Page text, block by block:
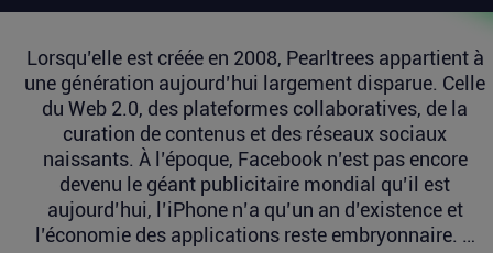
Lorsqu’elle est créée en 2008, Pearltrees appartient à
une génération aujourd’hui largement disparue. Celle
du Web 2.0, des plateformes collaboratives, de la
curation de contenus et des réseaux sociaux
naissants. À l’époque, Facebook n’est pas encore
devenu le géant publicitaire mondial qu’il est
aujourd’hui, l’iPhone n’a qu’un an d’existence et
l’économie des applications reste embryonnaire. …